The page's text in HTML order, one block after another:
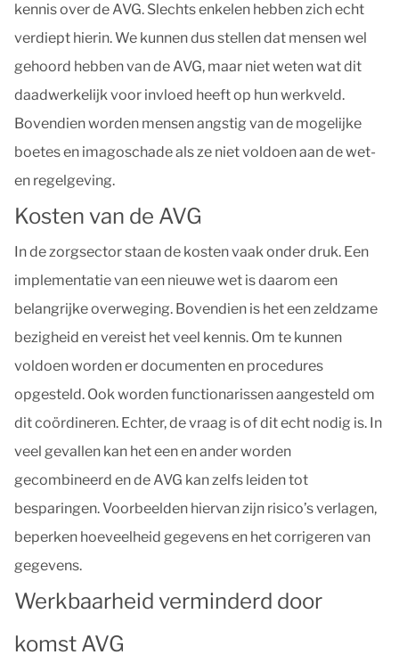
kennis over de AVG. Slechts enkelen hebben zich echt
verdiept hierin. We kunnen dus stellen dat mensen wel
gehoord hebben van de AVG, maar niet weten wat dit
daadwerkelijk voor invloed heeft op hun werkveld.
Bovendien worden mensen angstig van de mogelijke
boetes en imagoschade als ze niet voldoen aan de wet-
en regelgeving.
Kosten van de AVG
In de zorgsector staan de kosten vaak onder druk. Een
implementatie van een nieuwe wet is daarom een
belangrijke overweging. Bovendien is het een zeldzame
bezigheid en vereist het veel kennis. Om te kunnen
voldoen worden er documenten en procedures
opgesteld. Ook worden functionarissen aangesteld om
dit coördineren. Echter, de vraag is of dit echt nodig is. In
veel gevallen kan het een en ander worden
gecombineerd en de AVG kan zelfs leiden tot
besparingen. Voorbeelden hiervan zijn risico’s verlagen,
beperken hoeveelheid gegevens en het corrigeren van
gegevens.
Werkbaarheid verminderd door
komst AVG